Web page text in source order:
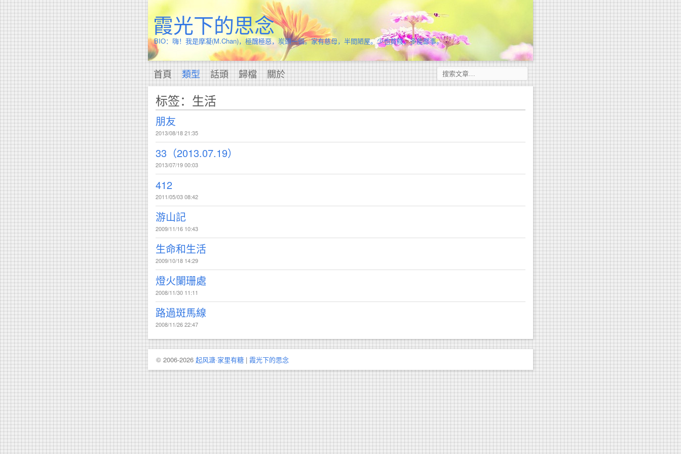
霞光下的思念
BIO：嗨！我是摩凝(M.Chan)，極醜極惡，炭頭一個。家有慈母，半間陋屋。少也貧賤，多能鄙事。
首頁 類型 話頭 歸檔 關於
标签：生活
朋友
2013/08/18 21:35
33（2013.07.19）
2013/07/19 00:03
412
2011/05/03 08:42
游山記
2009/11/16 10:43
生命和生活
2009/10/18 14:29
燈火闌珊處
2008/11/30 11:11
路過斑馬線
2008/11/26 22:47
© 2006-2026 起风溏·家里有糖 | 霞光下的思念